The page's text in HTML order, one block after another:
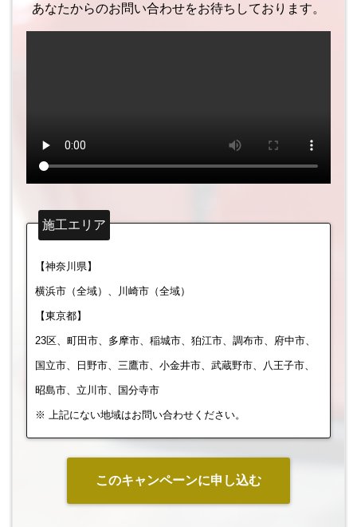
あなたからのお問い合わせをお待ちしております。
施工エリア
【神奈川県】
横浜市（全域）、川崎市（全域）
【東京都】
23区、町田市、多摩市、稲城市、狛江市、調布市、府中市、
国立市、日野市、三鷹市、小金井市、武蔵野市、八王子市、
昭島市、立川市、国分寺市
※ 上記にない地域はお問い合わせください。
このキャンペーンに申し込む